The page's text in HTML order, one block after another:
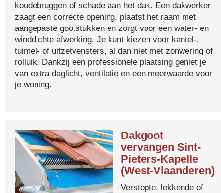
koudebruggen of schade aan het dak. Een dakwerker
zaagt een correcte opening, plaatst het raam met
aangepaste gootstukken en zorgt voor een water- en
winddichte afwerking. Je kunt kiezen voor kantel-,
tuimel- of uitzetvensters, al dan niet met zonwering of
rolluik. Dankzij een professionele plaatsing geniet je
van extra daglicht, ventilatie en een meerwaarde voor
je woning.
Dakgoot
vervangen Sint-
Pieters-Kapelle
(West-Vlaanderen)
Verstopte, lekkende of